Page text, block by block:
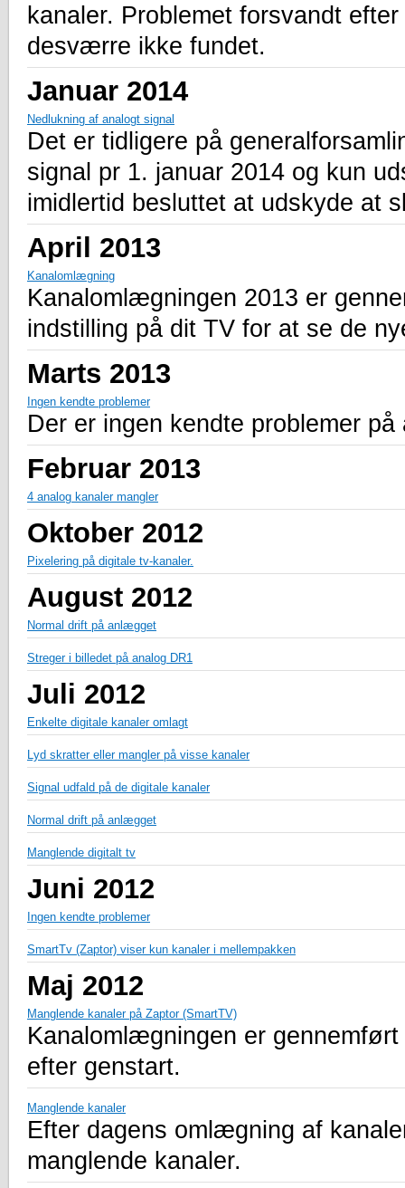
kanaler. Problemet forsvandt
desværre ikke fundet.
Januar 2014
Nedlukning af analogt signal
Det er tidligere på
signal pr 1. januar 2014 og kun
imidlertid besluttet at udskyde at
April 2013
Kanalomlægning
Kanalomlægningen 2013 er
indstilling på dit TV for at se de
Marts 2013
Ingen kendte problemer
Der er ingen kendte problemer
Februar 2013
4 analog kanaler mangler
Oktober 2012
Pixelering på digitale tv-kanaler.
August 2012
Normal drift på anlægget
Streger i billedet på analog DR1
Juli 2012
Enkelte digitale kanaler omlagt
Lyd skratter eller mangler på visse kanaler
Signal udfald på de digitale kanaler
Normal drift på anlægget
Manglende digitalt tv
Juni 2012
Ingen kendte problemer
SmartTv (Zaptor) viser kun kanaler i mellempakken
Maj 2012
Manglende kanaler på Zaptor (SmartTV)
Kanalomlægningen er
efter genstart.
Manglende kanaler
Efter dagens omlægning af
manglende kanaler.